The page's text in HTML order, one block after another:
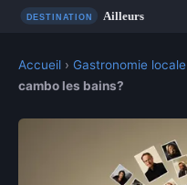
Accueil › Gastronomie locale
cambo les bains?